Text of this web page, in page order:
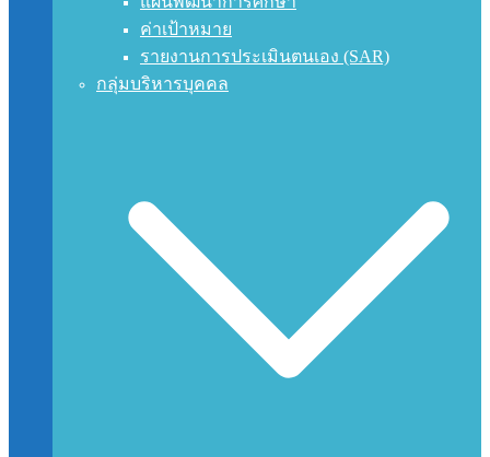
ค่าเป้าหมาย
รายงานการประเมินตนเอง (SAR)
กลุ่มบริหารบุคคล